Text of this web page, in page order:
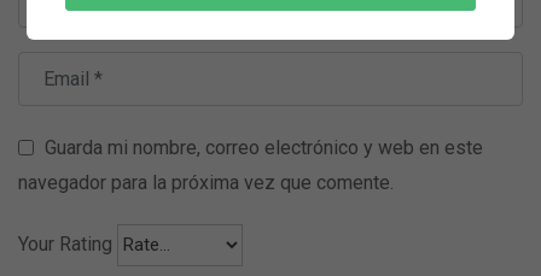
Guarda mi nombre, correo electrónico y web en este
navegador para la próxima vez que comente.
Your Rating